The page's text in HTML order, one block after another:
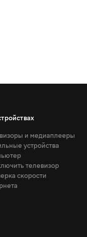
и медиаплееры
устройства
телевизор
скорости